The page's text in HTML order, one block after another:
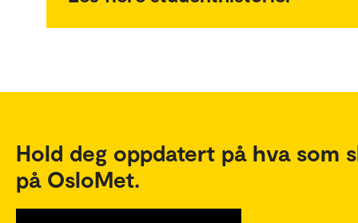
Hold deg oppdatert på hva som
på OsloMet.